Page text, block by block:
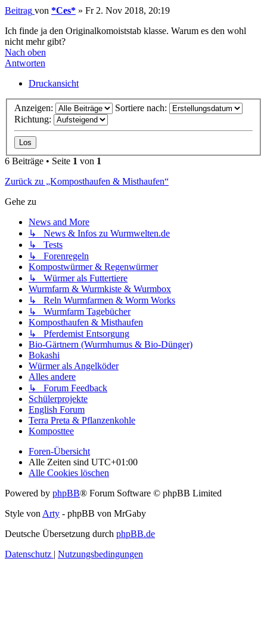
Beitrag von *Ces* » Fr 2. Nov 2018, 20:19
Ich finde ja den Originalkomoiststab klasse. Warum es den wohl
nicht mehr gibt?
Nach oben
Antworten
Druckansicht
Anzeigen:
Sortiere nach:
Richtung:
6 Beiträge • Seite 1 von 1
Zurück zu „Komposthaufen & Misthaufen“
Gehe zu
News and More
↳ News & Infos zu Wurmwelten.de
↳ Tests
↳ Forenregeln
Kompostwürmer & Regenwürmer
↳ Würmer als Futtertiere
Wurmfarm & Wurmkiste & Wurmbox
↳ Reln Wurmfarmen & Worm Works
↳ Wurmfarm Tagebücher
Komposthaufen & Misthaufen
↳ Pferdemist Entsorgung
Bio-Gärtnern (Wurmhumus & Bio-Dünger)
Bokashi
Würmer als Angelköder
Alles andere
↳ Forum Feedback
Schülerprojekte
English Forum
Terra Preta & Pflanzenkohle
Komposttee
Foren-Übersicht
Alle Zeiten sind UTC+01:00
Alle Cookies löschen
Powered by phpBB® Forum Software © phpBB Limited
Style von Arty - phpBB von MrGaby
Deutsche Übersetzung durch phpBB.de
Datenschutz | Nutzungsbedingungen